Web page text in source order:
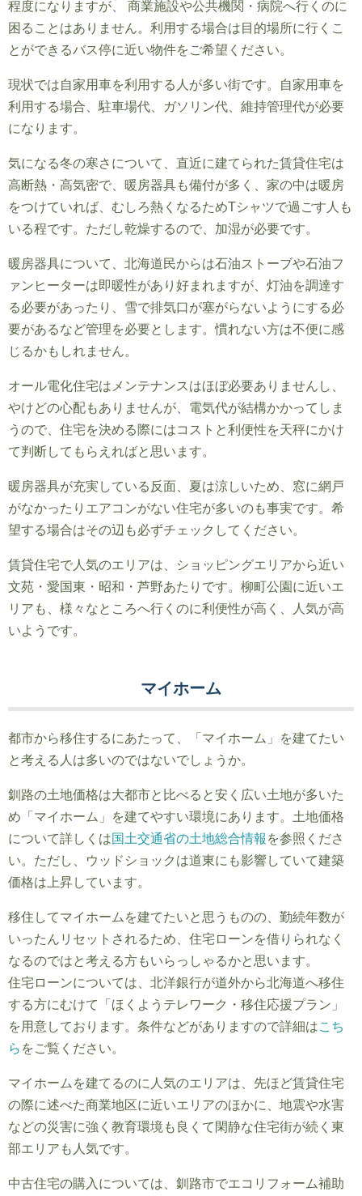
程度になりますが、 商業施設や公共機関・病院へ行くのに
困ることはありません。利用する場合は目的場所に行くこ
とができるバス停に近い物件をご希望ください。
現状では自家用車を利用する人が多い街です。自家用車を
利用する場合、駐車場代、ガソリン代、維持管理代が必要
になります。
気になる冬の寒さについて、直近に建てられた賃貸住宅は
高断熱・高気密で、暖房器具も備付が多く、家の中は暖房
をつけていれば、むしろ熱くなるためTシャツで過ごす人も
いる程です。ただし乾燥するので、加湿が必要です。
暖房器具について、北海道民からは石油ストーブや石油フ
ァンヒーターは即暖性があり好まれますが、灯油を調達す
る必要があったり、雪で排気口が塞がらないようにする必
要があるなど管理を必要とします。慣れない方は不便に感
じるかもしれません。
オール電化住宅はメンテナンスはほぼ必要ありませんし、
やけどの心配もありませんが、電気代が結構かかってしま
うので、住宅を決める際にはコストと利便性を天秤にかけ
て判断してもらえればと思います。
暖房器具が充実している反面、夏は涼しいため、窓に網戸
がなかったりエアコンがない住宅が多いのも事実です。希
望する場合はその辺も必ずチェックしてください。
賃貸住宅で人気のエリアは、ショッピングエリアから近い
文苑・愛国東・昭和・芦野あたりです。柳町公園に近いエ
リアも、様々なところへ行くのに利便性が高く、人気が高
いようです。
マイホーム
都市から移住するにあたって、「マイホーム」を建てたい
と考える人は多いのではないでしょうか。
釧路の土地価格は大都市と比べると安く広い土地が多いた
め「マイホーム」を建てやすい環境にあります。土地価格
について詳しくは国土交通省の土地総合情報 を参照くださ
い。ただし、ウッドショックは道東にも影響していて建築
価格は上昇しています。
移住してマイホームを建てたいと思うものの、勤続年数が
いったんリセットされるため、住宅ローンを借りられなく
なるのではと考える方もいらっしゃるかと思います。
住宅ローンについては、北洋銀行が道外から北海道へ移住
する方にむけて「ほくようテレワーク・移住応援プラン」
を用意しております。条件などがありますので詳細はこち
ら をご覧ください。
マイホームを建てるのに人気のエリアは、先ほど賃貸住宅
の際に述べた商業地区に近いエリアのほかに、地震や水害
などの災害に強く教育環境も良くて閑静な住宅街が続く東
部エリアも人気です。
中古住宅の購入については、釧路市でエコリフォーム補助